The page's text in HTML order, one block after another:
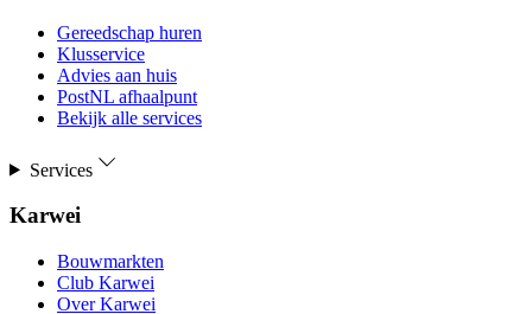
Gereedschap huren
Klusservice
Advies aan huis
PostNL afhaalpunt
Bekijk alle services
Services
Karwei
Bouwmarkten
Club Karwei
Over Karwei